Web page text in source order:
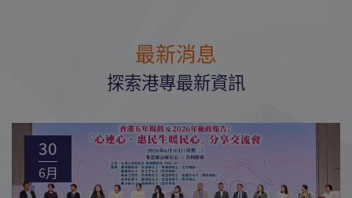
最新消息
探索港專最新資訊
30
6月